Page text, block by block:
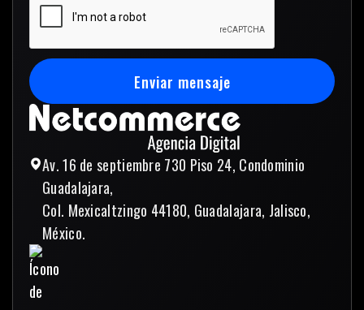
Av. 16 de septiembre 730 Piso 24, Condominio
Guadalajara,
Col. Mexicaltzingo 44180, Guadalajara, Jalisco,
México.
Enviar mensaje
Enviar mensaje